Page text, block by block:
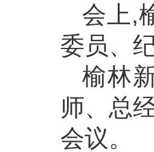
会上,
委员、
榆林
师、总
会议。